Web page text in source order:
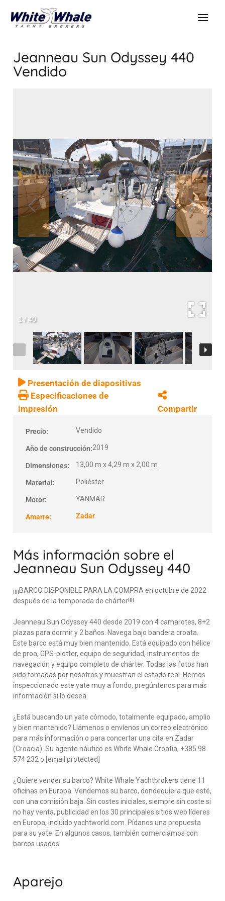
Jeanneau Sun Odyssey 440
Vendido
1 /40
Presentación de diapositivas
Especificaciones de
impresión
Compartir
Precio: Vendido
Año de construcción:2019
Dimensiones: 13,00 m x 4,29 m x 2,00 m
Material: Poliéster
Motor: YANMAR
Amarre: Zadar
Más información sobre el
Jeanneau Sun Odyssey 440
¡¡¡¡BARCO DISPONIBLE PARA LA COMPRA en octubre de 2022
después de la temporada de chárter!!!!
Jeanneau Sun Odyssey 440 desde 2019 con 4 camarotes, 8+2
plazas para dormir y 2 baños. Navega bajo bandera croata.
Este barco está muy bien mantenido. Está equipado con hélice
de proa, GPS-plotter, equipo de seguridad, instrumentos de
navegación y equipo completo de chárter. Todas las fotos han
sido tomadas por nosotros y muestran el estado real. Hemos
inspeccionado este yate muy a fondo, pregúntenos para más
información si lo desea.
¿Está buscando un yate cómodo, totalmente equipado, amplio
y bien mantenido? Llámenos o envíenos un correo electrónico
para más información o para concertar una cita en Zadar
(Croacia). Su agente náutico es White Whale Croatia, +385 98
574 232 o [email protected]
¿Quiere vender su barco? White Whale Yachtbrokers tiene 11
oficinas en Europa. Vendemos su barco, dondequiera que esté,
con una comisión baja. Sin costes iniciales, siempre sin coste si
no hay venta, publicidad en los 30 principales sitios web líderes
en Europa, incluido yachtworld.com. Pídanos una propuesta
para su yate. En algunos casos, también comerciamos con
barcos usados.
Aparejo